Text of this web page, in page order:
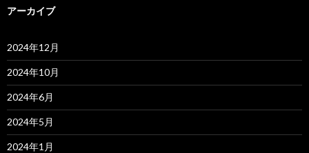
アーカイブ
2024年12月
2024年10月
2024年6月
2024年5月
2024年1月